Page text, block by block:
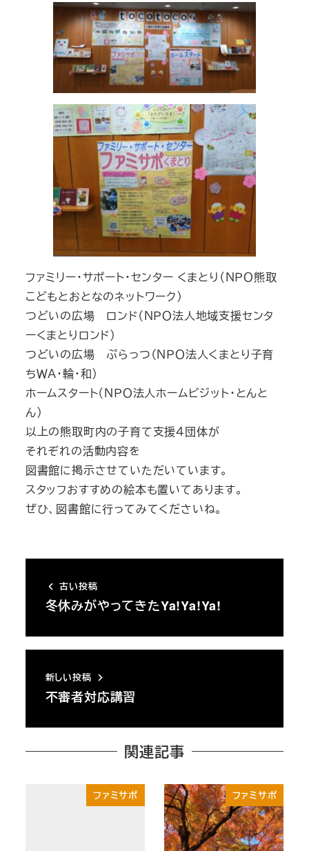
ファミリー・サポート・センター くまとり（ＮＰＯ熊取
こどもとおとなのネットワーク）
つどいの広場 ロンド（ＮＰＯ法人地域支援センタ
ーくまとりロンド）
つどいの広場 ぷらっつ（ＮＰＯ法人くまとり子育
ちＷＡ・輪・和）
ホームスタート（ＮＰＯ法人ホームビジット・とんと
ん）
以上の熊取町内の子育て支援４団体が
それぞれの活動内容を
図書館に掲示させていただいています。
スタッフおすすめの絵本も置いてあります。
ぜひ、図書館に行ってみてくださいね。
古い投稿
冬休みがやってきたYa!Ya!Ya!
新しい投稿
不審者対応講習
関連記事
ファミサポ ファミサポ